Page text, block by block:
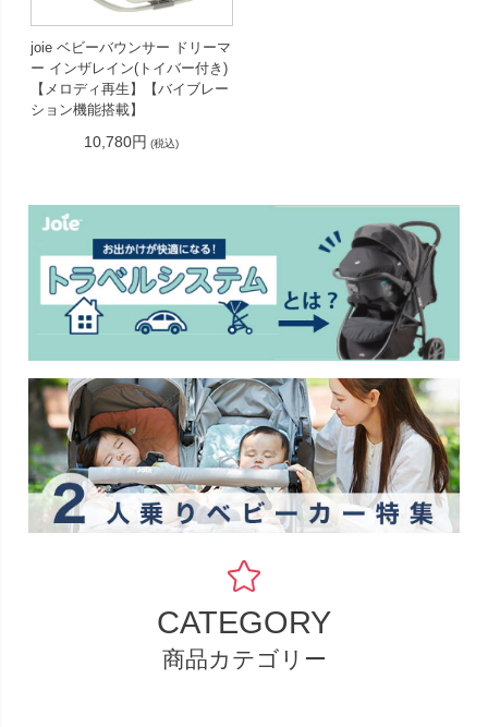
joie ベビーバウンサー ドリーマ
ー インザレイン(トイバー付き)
【メロディ再生】【バイブレー
ション機能搭載】
10,780円 (税込)
CATEGORY
商品カテゴリー